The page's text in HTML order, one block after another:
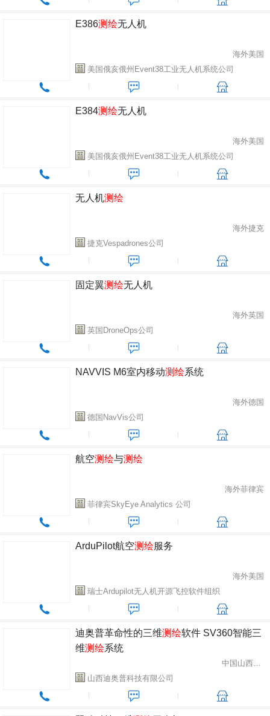
E386测绘无人机
海外美国
美国俄亥俄州Event38工业无人机系统公司
E384测绘无人机
海外美国
美国俄亥俄州Event38工业无人机系统公司
无人机测绘
海外捷克
捷克Vespadrones公司
固定翼测绘无人机
海外英国
英国DroneOps公司
NAVVIS M6室内移动测绘系统
海外德国
德国NavVis公司
航空测绘与测绘
海外菲律宾
菲律宾SkyEye Analytics 公司
ArduPilot航空测绘服务
海外美国
瑞士Ardupilot无人机开源飞控软件组织
迪奥普革命性的三维测绘软件 SV360智能三
维测绘系统
中国山西省太原市
山西迪奥普科技有限公司